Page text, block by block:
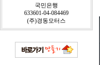
국민은행
633601-04-084469
(주)경동모터스